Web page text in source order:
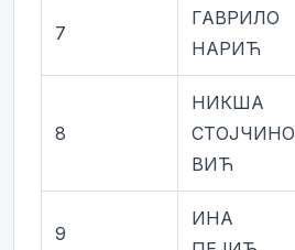
7
ГАВРИЛО
НАРИЋ
8
НИКША
СТОЈЧИНО
ВИЋ
9
ИНА